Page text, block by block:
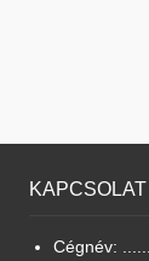
KAPCSOLAT
Cégnév: .......